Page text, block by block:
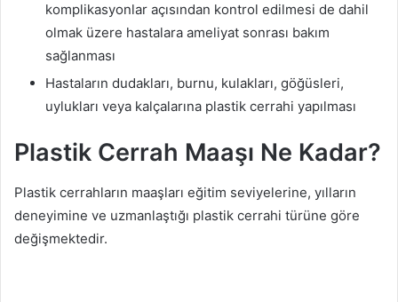
komplikasyonlar açısından kontrol edilmesi de dahil
olmak üzere hastalara ameliyat sonrası bakım
sağlanması
Hastaların dudakları, burnu, kulakları, göğüsleri,
uylukları veya kalçalarına plastik cerrahi yapılması
Plastik Cerrah Maaşı Ne Kadar?
Plastik cerrahların maaşları eğitim seviyelerine, yılların
deneyimine ve uzmanlaştığı plastik cerrahi türüne göre
değişmektedir.